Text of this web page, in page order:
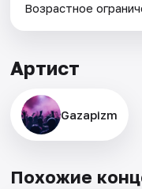
Возрастное
Артист
Gazapizm
Похожие